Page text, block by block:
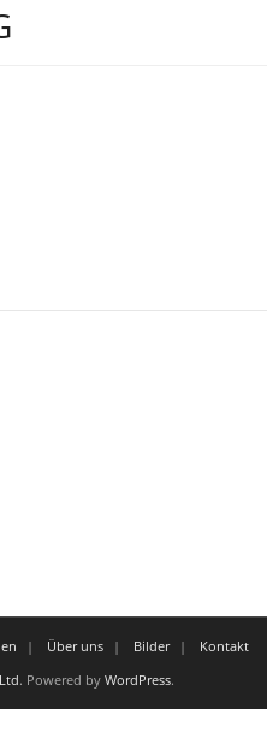
Über uns Bilder
Kontakt
. Powered by WordPress.